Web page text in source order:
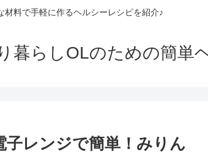
材料で手軽に作るヘルシーレシピを紹介♪
暮らしOLのための簡単
子レンジで簡単！みりん